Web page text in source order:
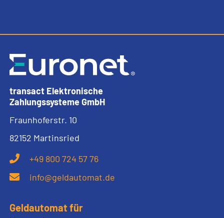
transact Elektronische
Zahlungssysteme GmbH
Fraunhoferstr. 10
82152 Martinsried
+49 800 724 57 76
info@geldautomat.de
Geldautomat für